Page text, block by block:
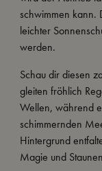
schwimmen kann.
leichter
werden.
Schau dir diesen
gleiten fröhlich
Wellen, während
schimmernden
Hintergrund
Magie und